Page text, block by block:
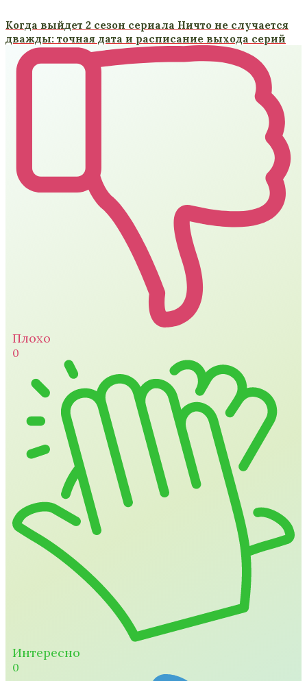
Когда выйдет 2 сезон сериала Ничто не случается
дважды: точная дата и расписание выхода серий
Плохо
0
Интересно
0